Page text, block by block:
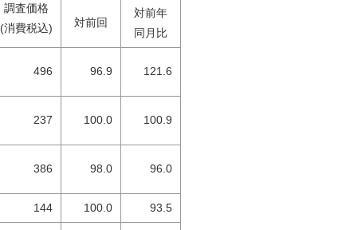
調査価格
(消費税込)
対前回
対前年
同月比
496 96.9 121.6
237 100.0 100.9
386 98.0 96.0
144 100.0 93.5